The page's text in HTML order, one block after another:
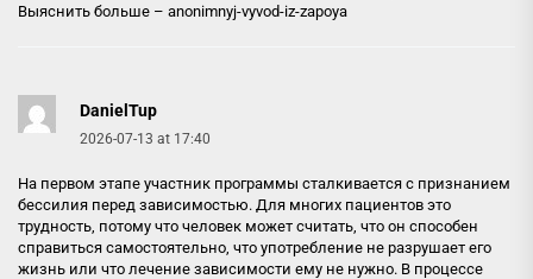
Выяснить больше – anonimnyj-vyvod-iz-zapoya
DanielTup
2026-07-13 at 17:40
На первом этапе участник программы сталкивается с признанием
бессилия перед зависимостью. Для многих пациентов это
трудность, потому что человек может считать, что он способен
справиться самостоятельно, что употребление не разрушает его
жизнь или что лечение зависимости ему не нужно. В процессе